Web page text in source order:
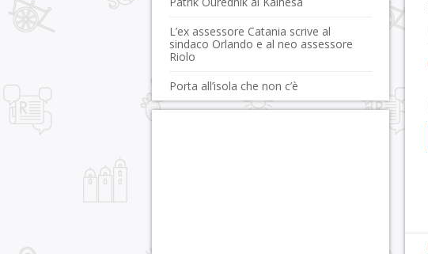
L’ex assessore Catania scrive al
sindaco Orlando e al neo assessore
Riolo
Porta all’isola che non c’è